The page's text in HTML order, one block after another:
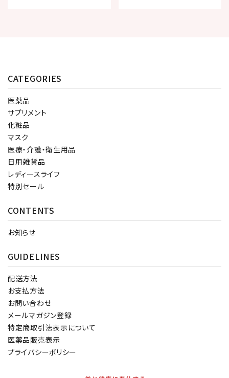
CATEGORIES
医薬品
サプリメント
化粧品
マスク
医療・介護・衛生用品
日用雑貨品
レディースライフ
特別セール
CONTENTS
お知らせ
GUIDELINES
配送方法
お支払方法
お問い合わせ
メールマガジン登録
特定商取引法表示について
医薬品販売表示
プライバシーポリシー